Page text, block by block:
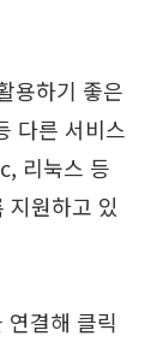
용하기 좋은
다른 서비스
리눅스 등
지원하고 있
결해 클릭